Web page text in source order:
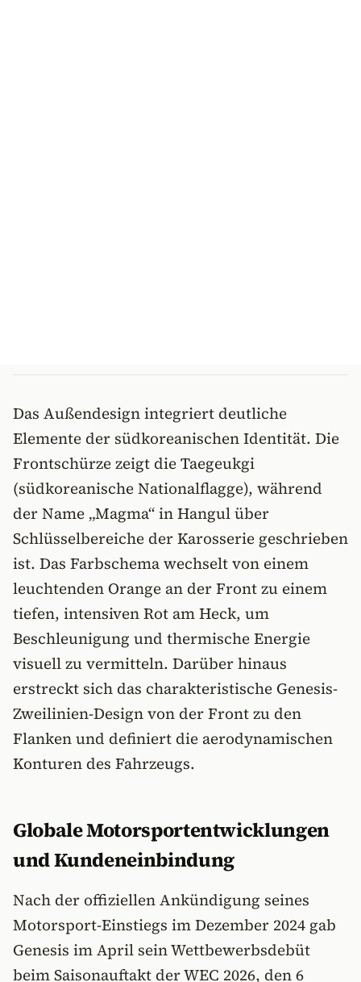
Das Außendesign integriert deutliche
Elemente der südkoreanischen Identität. Die
Frontschürze zeigt die Taegeukgi
(südkoreanische Nationalflagge), während
der Name „Magma“ in Hangul über
Schlüsselbereiche der Karosserie geschrieben
ist. Das Farbschema wechselt von einem
leuchtenden Orange an der Front zu einem
tiefen, intensiven Rot am Heck, um
Beschleunigung und thermische Energie
visuell zu vermitteln. Darüber hinaus
erstreckt sich das charakteristische Genesis-
Zweilinien-Design von der Front zu den
Flanken und definiert die aerodynamischen
Konturen des Fahrzeugs.
Globale Motorsportentwicklungen
und Kundeneinbindung
Nach der offiziellen Ankündigung seines
Motorsport-Einstiegs im Dezember 2024 gab
Genesis im April sein Wettbewerbsdebüt
beim Saisonauftakt der WEC 2026, den 6